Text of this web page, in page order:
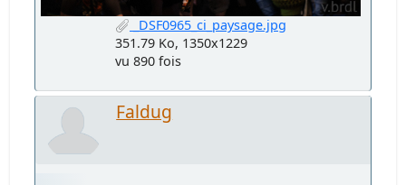
_DSF0965_ci_paysage.jpg
351.79 Ko, 1350x1229
vu 890 fois
Faldug